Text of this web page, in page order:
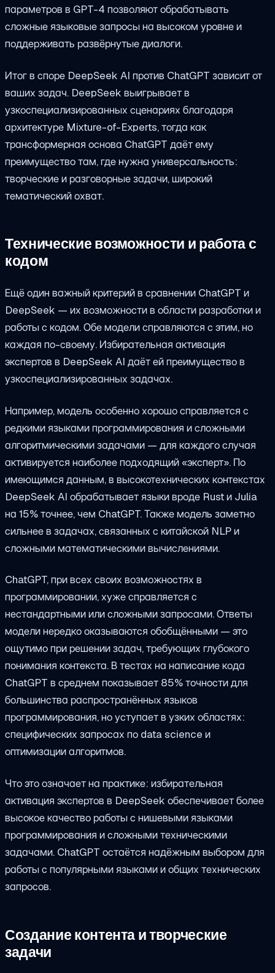
параметров в GPT-4 позволяют обрабатывать
сложные языковые запросы на высоком уровне и
поддерживать развёрнутые диалоги.
Итог в споре DeepSeek AI против ChatGPT зависит от
ваших задач. DeepSeek выигрывает в
узкоспециализированных сценариях благодаря
архитектуре Mixture-of-Experts, тогда как
трансформерная основа ChatGPT даёт ему
преимущество там, где нужна универсальность:
творческие и разговорные задачи, широкий
тематический охват.
Технические возможности и работа с
кодом
Ещё один важный критерий в сравнении ChatGPT и
DeepSeek — их возможности в области разработки и
работы с кодом. Обе модели справляются с этим, но
каждая по-своему. Избирательная активация
экспертов в DeepSeek AI даёт ей преимущество в
узкоспециализированных задачах.
Например, модель особенно хорошо справляется с
редкими языками программирования и сложными
алгоритмическими задачами — для каждого случая
активируется наиболее подходящий «эксперт». По
имеющимся данным, в высокотехнических контекстах
DeepSeek AI обрабатывает языки вроде Rust и Julia
на 15% точнее, чем ChatGPT. Также модель заметно
сильнее в задачах, связанных с китайской NLP и
сложными математическими вычислениями.
ChatGPT, при всех своих возможностях в
программировании, хуже справляется с
нестандартными или сложными запросами. Ответы
модели нередко оказываются обобщёнными — это
ощутимо при решении задач, требующих глубокого
понимания контекста. В тестах на написание кода
ChatGPT в среднем показывает 85% точности для
большинства распространённых языков
программирования, но уступает в узких областях:
специфических запросах по data science и
оптимизации алгоритмов.
Что это означает на практике: избирательная
активация экспертов в DeepSeek обеспечивает более
высокое качество работы с нишевыми языками
программирования и сложными техническими
задачами. ChatGPT остаётся надёжным выбором для
работы с популярными языками и общих технических
запросов.
Создание контента и творческие
задачи